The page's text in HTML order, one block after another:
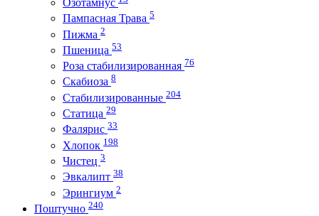
Пампасная Трава 5
Пижма 2
Пшеница 53
Роза стабилизированная 76
Скабиоза 8
Стабилизированные 204
Статица 29
Фалярис 33
Хлопок 198
Чистец 3
Эвкалипт 38
Эрингиум 2
Поштучно 240